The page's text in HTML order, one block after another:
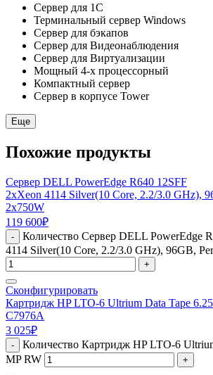
Сервер для 1С
Терминальный сервер Windows
Сервер для бэкапов
Сервер для Видеонаблюдения
Сервер для Виртуализации
Мощный 4-х процессорный
Компактный сервер
Сервер в корпусе Tower
Еще
Похожие продукты
Сервер DELL PowerEdge R640 12SFF
2xXeon 4114 Silver(10 Core, 2.2/3.0 GHz),
2x750W
119 600₽
-
Количество Сервер DELL PowerEdge
4114 Silver(10 Core, 2.2/3.0 GHz), 96GB,
+
Сконфигурировать
Картридж HP LTO-6 Ultrium Data Tape
C7976A
3 025₽
-
Количество Картридж HP LTO-6
MP RW
+